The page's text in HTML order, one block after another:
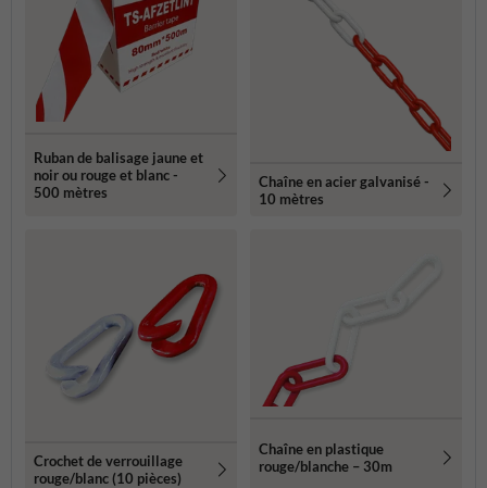
Ruban de balisage jaune et
noir ou rouge et blanc -
500 mètres
Chaîne en acier galvanisé -
10 mètres
Crochet de verrouillage
rouge/blanc (10 pièces)
Chaîne en plastique
rouge/blanche – 30m